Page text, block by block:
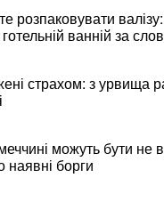
розпаковувати
ванній за
страхом: з урвища
можуть бути не
наявні борги